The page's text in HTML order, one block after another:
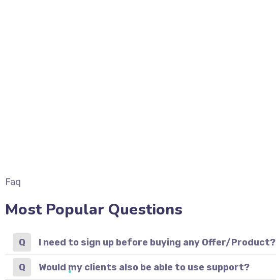
Faq
Most Popular Questions
I need to sign up before buying any Offer/Product?
Would my clients also be able to use support?